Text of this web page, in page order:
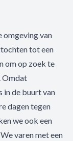
omgeving van
tot een
om op zoek te
Omdat
in de buurt van
dagen tegen
we ook een
varen met een